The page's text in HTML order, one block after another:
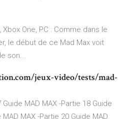
One, PC : Comme dans le
le début de ce Mad Max voit
son...
jeux-video/tests/mad-
MAD MAX -Partie 18 Guide
MAX -Partie 20 Guide MAD